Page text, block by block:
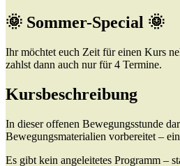
🌞 Sommer-Special 🌞
Ihr möchtet euch Zeit für einen Kurs
zahlst dann auch nur für 4 Termine.
Kursbeschreibung
In dieser offenen Bewegungsstunde
Bewegungsmaterialien vorbereitet –
Es gibt kein angeleitetes Programm –